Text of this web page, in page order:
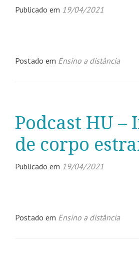
Publicado em 19/04/2021
Postado em Ensino a distância
Podcast HU –
de corpo
Publicado em 19/04/2021
Postado em Ensino a distância